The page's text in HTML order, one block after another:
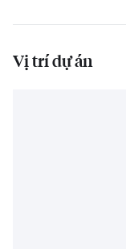
Phòng sinh
Trung tâm
Vị trí dự án